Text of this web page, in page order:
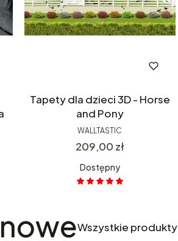
Tapety dla dzieci 3D - Horse
and Pony
WALLTASTIC
Cena
209,00 zł
Dostępny
Wszystkie produkty